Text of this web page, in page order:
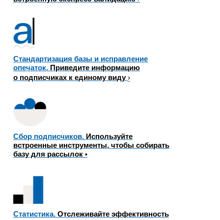
Статистика. Отслеживайте эффективность
Стандартизация базы и исправление
опечаток. Приведите информацию
о подписчиках к единому виду ›
Сбор подписчиков. Используйте
встроенные инструменты, чтобы собирать
базу для рассылок ›